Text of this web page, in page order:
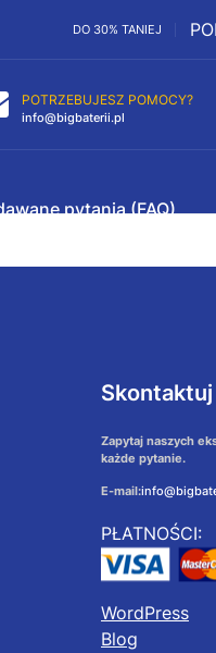
DO 30% TANIEJ
POTRZEBUJESZ POMOCY?
info@bigbaterii.pl
pytania (FAQ)
Zapytaj naszych
każde pytanie.
E-mail:
PŁATNOŚCI:
WordPress
Blog